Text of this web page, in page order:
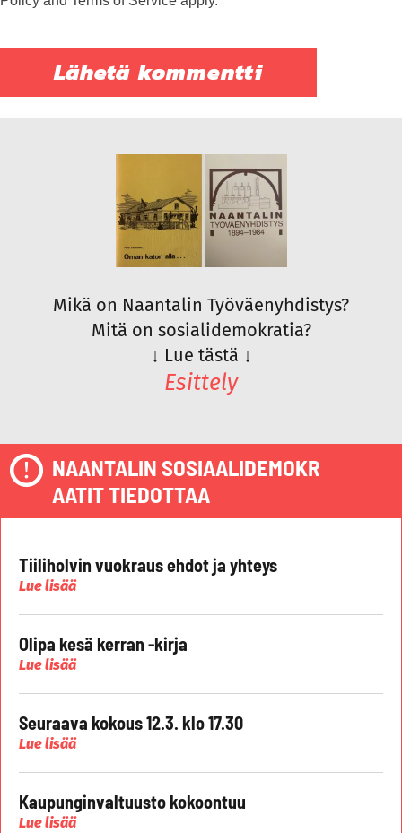
Mikä on Naantalin Työväenyhdistys?
Mitä on sosialidemokratia?
↓ Lue tästä ↓
Esittely
NAANTALIN SOSIAALIDEMOKR
AATIT TIEDOTTAA
Tiiliholvin vuokraus ehdot ja yhteys
Lue lisää
Olipa kesä kerran -kirja
Lue lisää
Seuraava kokous 12.3. klo 17.30
Lue lisää
Kaupunginvaltuusto kokoontuu
Lue lisää